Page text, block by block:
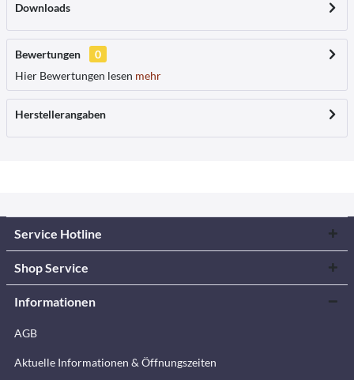
Downloads
Bewertungen
0
Hier Bewertungen lesen mehr
Herstellerangaben
Service Hotline
Shop Service
Informationen
AGB
Aktuelle Informationen & Öffnungszeiten